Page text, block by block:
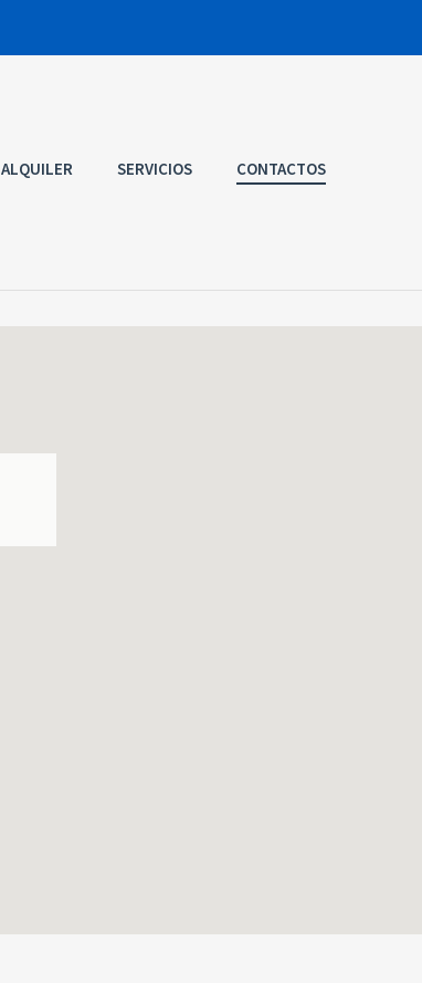
ALQUILER SERVICIOS CONTACTOS